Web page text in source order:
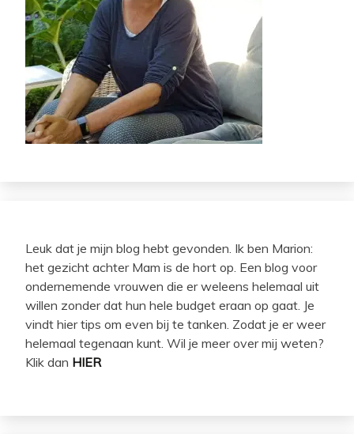
Leuk dat je mijn blog hebt gevonden. Ik ben Marion:
het gezicht achter Mam is de hort op. Een blog voor
ondernemende vrouwen die er weleens helemaal uit
willen zonder dat hun hele budget eraan op gaat. Je
vindt hier tips om even bij te tanken. Zodat je er weer
helemaal tegenaan kunt. Wil je meer over mij weten?
Klik dan HIER